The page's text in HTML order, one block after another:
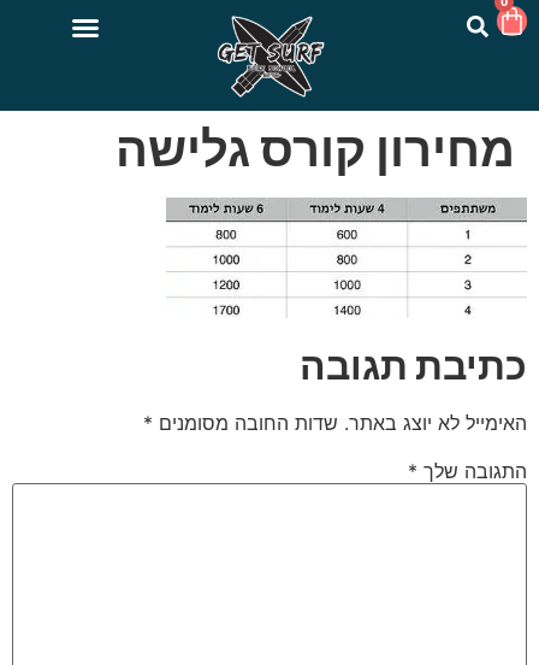
מחירון קורס גלישה
כתיבת תגובה
האימייל לא יוצג באתר. שדות החובה מסומנים *
התגובה שלך *